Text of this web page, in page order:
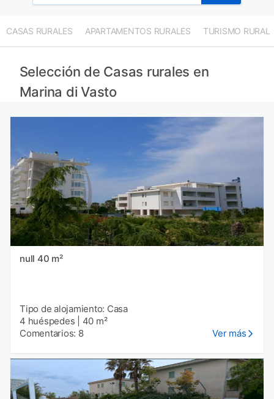
CASAS RURALES APARTAMENTOS RURALES TURISMO RURAL
Selección de Casas rurales en
Marina di Vasto
null 40 m²
Tipo de alojamiento: Casa
4 huéspedes
40 m²
Comentarios: 8
Ver más